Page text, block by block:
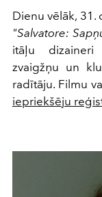
Dienu vēlāk, 31.
"Salvatore:
itāļu dizaineri
zvaigžņu un
radītāju. Filmu
iepriekšēju